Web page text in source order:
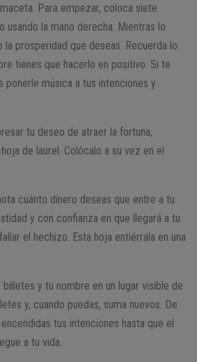
Para empezar, coloca siete
la mano derecha. Mientras lo
la prosperidad que deseas. Recuerda lo
tienes que hacerlo en positivo. Si te
ponerle música a tus intenciones y
tu deseo de atraer la fortuna,
de laurel. Colócalo a su vez en el
cuánto dinero deseas que entre a tu
y con confianza en que llegará a tu
el hechizo. Esta hoja entiérrala en una
y tu nombre en un lugar visible de
y, cuando puedas, suma nuevos. De
tus intenciones hasta que el
a tu vida.